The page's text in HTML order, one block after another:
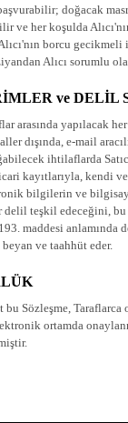
doğacak
ve her koşulda
borcu gecikmeli
Alıcı sorumlu
ve DELİL
arasında yapılacak
dışında, e-mail
ihtilaflarda
kayıtlarıyla, kendi
bilgilerin ve
delil teşkil edeceğini,
maddesi anlamında
ve taahhüt eder.
Sözleşme, Taraflarca
ortamda